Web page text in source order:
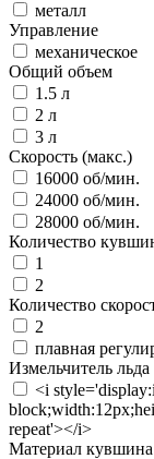
металл
Управление
механическое
Общий объем
1.5 л
2 л
3 л
Скорость (макс.)
16000 об/мин.
24000 об/мин.
28000 об/мин.
Количество
1
2
Количество
2
плавная
Измельчитель льда
<i
repeat'></i>
Материал кувшина